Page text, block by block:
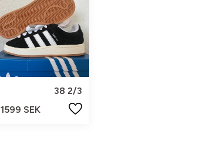
38 2/3
1599 SEK